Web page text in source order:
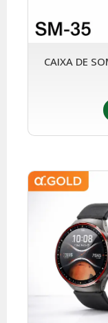
CAIXA DE